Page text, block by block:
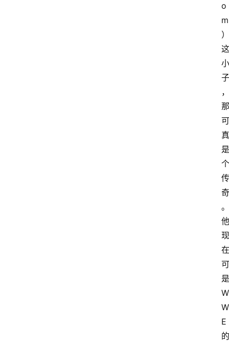
o
m
）
这
小
子
，
那
可
真
是
个
传
奇
。
他
现
在
可
是
W
W
E
的